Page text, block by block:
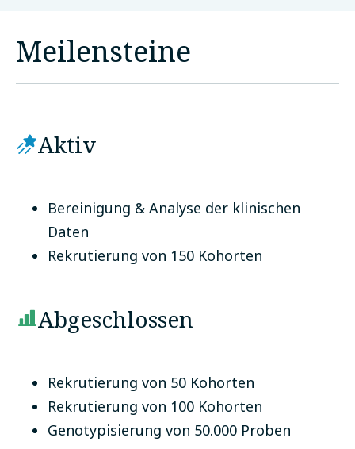
Meilensteine
Aktiv
Bereinigung & Analyse der klinischen
Daten
Rekrutierung von 150 Kohorten
Abgeschlossen
Rekrutierung von 50 Kohorten
Rekrutierung von 100 Kohorten
Genotypisierung von 50.000 Proben